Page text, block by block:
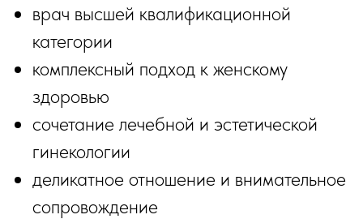
врач высшей квалификационной
категории
комплексный подход к женскому
здоровью
сочетание лечебной и эстетической
гинекологии
деликатное отношение и внимательное
сопровождение